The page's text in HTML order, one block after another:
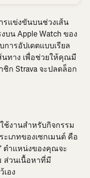
รแข่งขันบนช่วงเส้น
น Apple Watch ของ
ารอัปเดตแบบเรียล
ทาง เพื่อช่วยให้คุณมี
ก Strava จะปลดล็อก
ช้งานสำหรับกิจกรรม
เภทของเซกเมนต์ คือ
ตำแหน่งของคุณจะ
ส่วนเนื้อหาที่มี
อง